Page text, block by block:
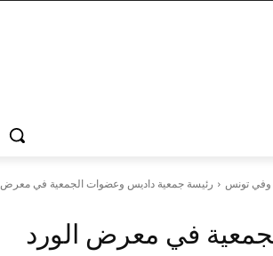
وفي تونس
رئيسة جمعية داديس وعضوات الجمعية في معرض
في معرض الورد